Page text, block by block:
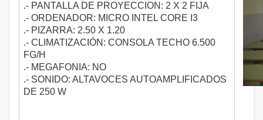
.- PANTALLA DE PROYECCION: 2 X 2 FIJA
.- ORDENADOR: MICRO INTEL CORE I3
.- PIZARRA: 2.50 X 1.20
.- CLIMATIZACIÓN: CONSOLA TECHO 6.500
FG/H
.- MEGAFONIA: NO
.- SONIDO: ALTAVOCES AUTOAMPLIFICADOS
DE 250 W